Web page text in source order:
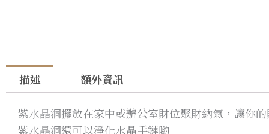
描述 額外資訊
紫水晶洞擺放在家中或辦公室財位聚財納氣，讓你
紫水晶洞還可以淨化水晶手鏈喲